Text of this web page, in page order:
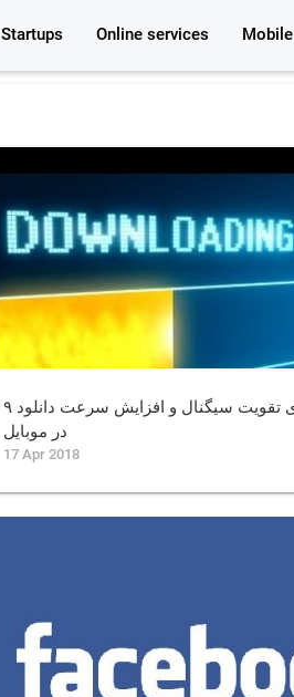
Startups Online services Mobile
۹ روش برای تقویت سیگنال و افزایش سرعت دانلود
در موبایل
17 Apr 2018